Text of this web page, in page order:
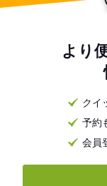
より
クイ
予約
会員